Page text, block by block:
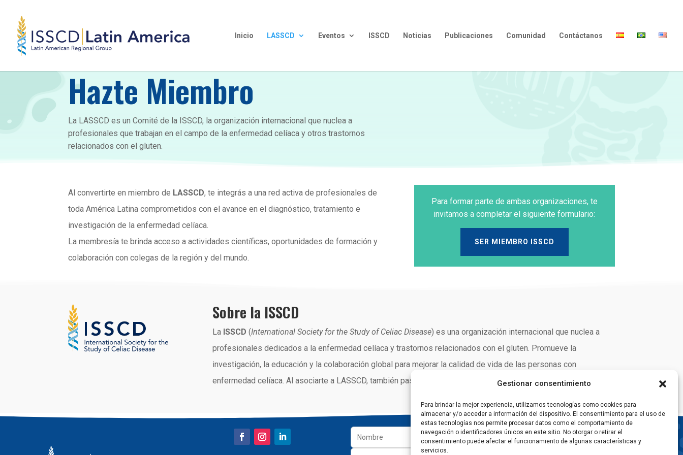
Gestionar consentimiento
Para brindar la mejor experiencia, utilizamos tecnologías como cookies para
almacenar y/o acceder a información del dispositivo. El consentimiento para el uso de
estas tecnologías nos permite procesar datos como el comportamiento de
navegación o identificadores únicos en este sitio. No otorgar o retirar el
consentimiento puede afectar el funcionamiento de algunas características y
servicios.
Inicio LASSCD Eventos ISSCD Noticias Publicaciones Comunidad Contáctanos
Hazte Miembro
La LASSCD es un Comité de la ISSCD, la organización internacional que nuclea a
profesionales que trabajan en el campo de la enfermedad celíaca y otros trastornos
relacionados con el gluten.
Al convertirte en miembro de LASSCD, te integrás a una red activa de profesionales de
toda América Latina comprometidos con el avance en el diagnóstico, tratamiento e
investigación de la enfermedad celíaca.
La membresía te brinda acceso a actividades científicas, oportunidades de formación y
colaboración con colegas de la región y del mundo.
Para formar parte de ambas organizaciones, te
invitamos a completar el siguiente formulario:
SER MIEMBRO ISSCD
Sobre la ISSCD
La ISSCD (International Society for the Study of Celiac Disease) es una organización internacional que nuclea a
profesionales dedicados a la enfermedad celíaca y trastornos relacionados con el gluten. Promueve la
investigación, la educación y la colaboración global para mejorar la calidad de vida de las personas con
enfermedad celíaca. Al asociarte a LASSCD, también pasás a formar parte de esta red internacional.